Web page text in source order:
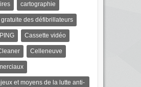
cartographie
des défibrillateurs
Cassette vidéo
Celleneuve
et moyens de la lutte anti-